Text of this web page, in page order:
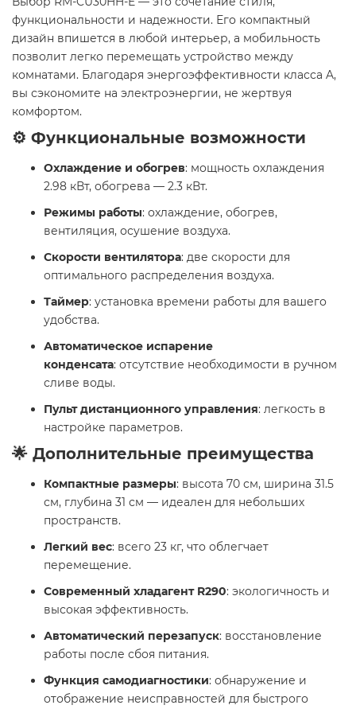
функциональности и надежности. Его компактный
дизайн впишется в любой интерьер, а мобильность
позволит легко перемещать устройство между
комнатами. Благодаря энергоэффективности класса A,
вы сэкономите на электроэнергии, не жертвуя
комфортом.​
⚙️ Функциональные возможности
Охлаждение и обогрев: мощность охлаждения
2.98 кВт, обогрева — 2.3 кВт.
Режимы работы: охлаждение, обогрев,
вентиляция, осушение воздуха.
Скорости вентилятора: две скорости для
оптимального распределения воздуха.
Таймер: установка времени работы для вашего
удобства.
Автоматическое испарение
конденсата: отсутствие необходимости в ручном
сливе воды.
Пульт дистанционного управления: легкость в
настройке параметров.​
🌟 Дополнительные преимущества
Компактные размеры: высота 70 см, ширина 31.5
см, глубина 31 см — идеален для небольших
пространств.
Легкий вес: всего 23 кг, что облегчает
перемещение.
Современный хладагент R290: экологичность и
высокая эффективность.
Автоматический перезапуск: восстановление
работы после сбоя питания.
Функция самодиагностики: обнаружение и
отображение неисправностей для быстрого